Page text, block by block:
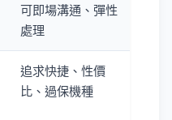
可即場溝通、彈性
處理
追求快捷、性價
比、過保機種